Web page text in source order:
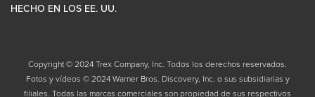
HECHO EN LOS EE. UU.
Copyright © 2024 Trex Company, Inc. Todos los derechos reservados.
Fotos y vídeos © 2024 Warner Bros. Discovery, Inc. o sus subsidiarias y
filiales. Todas las marcas comerciales son propiedad de sus respectivos